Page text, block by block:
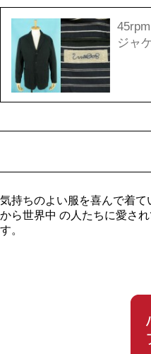
ジャ
気持ちのよい服を喜んで着
から世界中 の人たちに愛さ
す。